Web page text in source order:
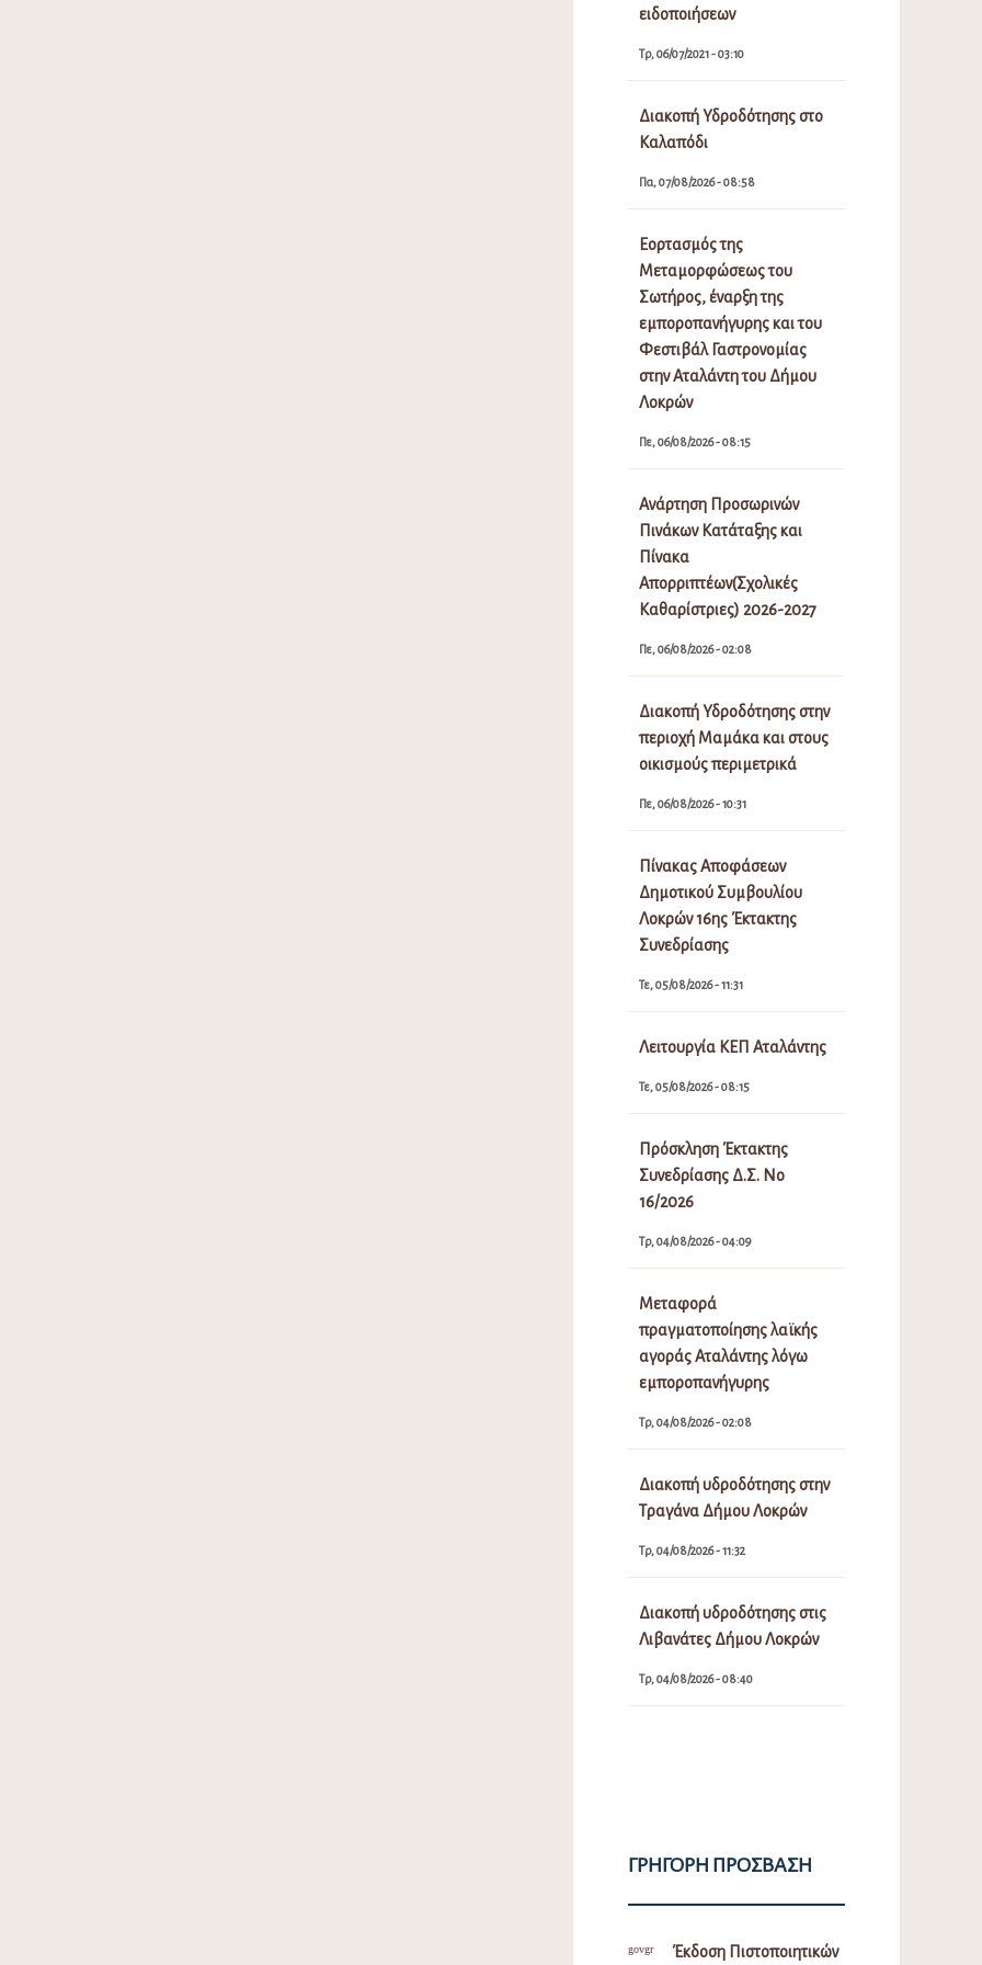
ειδοποιήσεων
Τρ, 06/07/2021 - 03:10
Διακοπή Υδροδότησης στο
Καλαπόδι
Πα, 07/08/2026 - 08:58
Εορτασμός της
Μεταμορφώσεως του
Σωτήρος, έναρξη της
εμποροπανήγυρης και του
Φεστιβάλ Γαστρονομίας
στην Αταλάντη του Δήμου
Λοκρών
Πε, 06/08/2026 - 08:15
Ανάρτηση Προσωρινών
Πινάκων Κατάταξης και
Πίνακα
Απορριπτέων(Σχολικές
Καθαρίστριες) 2026-2027
Πε, 06/08/2026 - 02:08
Διακοπή Υδροδότησης στην
περιοχή Μαμάκα και στους
οικισμούς περιμετρικά
Πε, 06/08/2026 - 10:31
Πίνακας Αποφάσεων
Δημοτικού Συμβουλίου
Λοκρών 16ης Έκτακτης
Συνεδρίασης
Τε, 05/08/2026 - 11:31
Λειτουργία ΚΕΠ Αταλάντης
Τε, 05/08/2026 - 08:15
Πρόσκληση Έκτακτης
Συνεδρίασης Δ.Σ. Νο
16/2026
Τρ, 04/08/2026 - 04:09
Μεταφορά
πραγματοποίησης λαϊκής
αγοράς Αταλάντης λόγω
εμποροπανήγυρης
Τρ, 04/08/2026 - 02:08
Διακοπή υδροδότησης στην
Τραγάνα Δήμου Λοκρών
Τρ, 04/08/2026 - 11:32
Διακοπή υδροδότησης στις
Λιβανάτες Δήμου Λοκρών
Τρ, 04/08/2026 - 08:40
ΓΡΉΓΟΡΗ ΠΡΌΣΒΑΣΗ
Έκδοση Πιστοποιητικών